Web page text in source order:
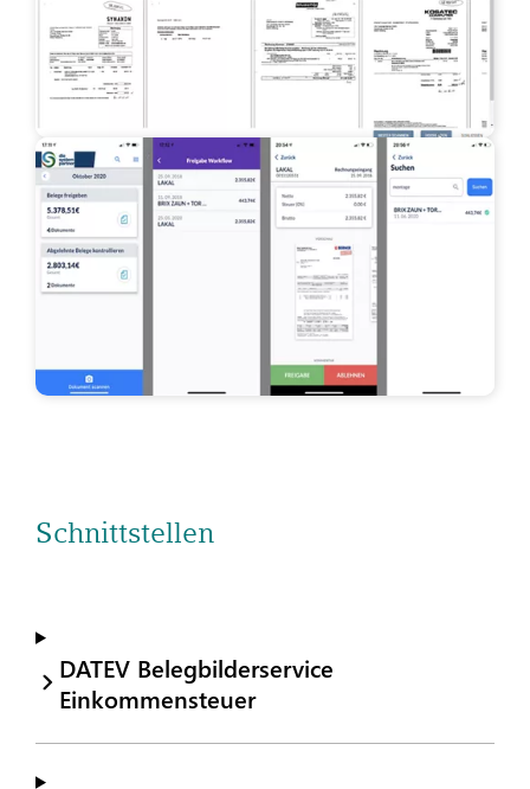
Schnittstellen
DATEV Belegbilderservice
Einkommensteuer